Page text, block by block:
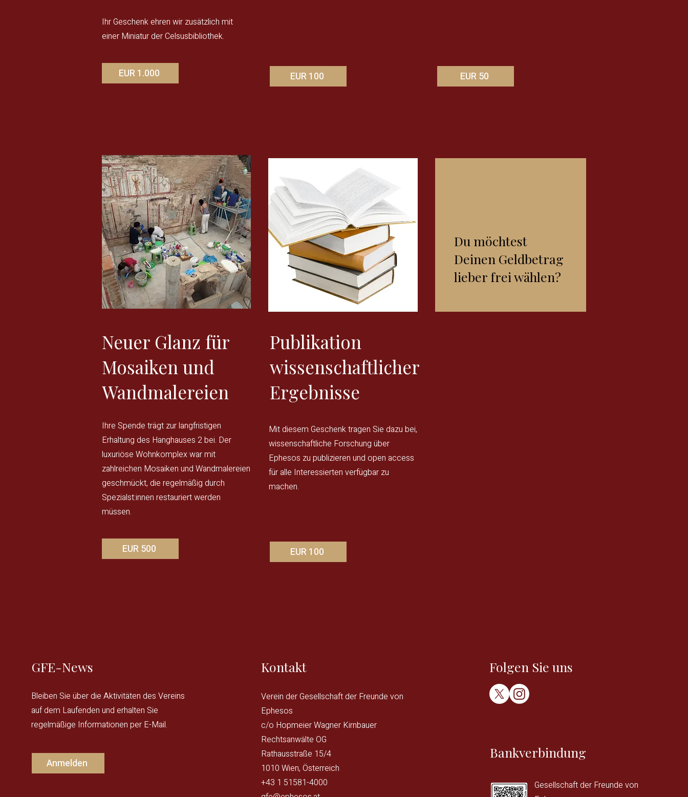
Ihr Geschenk ehren wir zusätzlich mit
einer Miniatur der Celsusbibliothek.
EUR 1.000 EUR 100 EUR 50
Neuer Glanz für
Mosaiken und
Wandmalereien
Ihre Spende trägt zur langfristigen
Erhaltung des Hanghauses 2 bei. Der
luxuriöse Wohnkomplex war mit
zahlreichen Mosaiken und Wandmalereien
geschmückt, die regelmäßig durch
Spezialst:innen restauriert werden
müssen.
EUR 500
Publikation
wissenschaftlicher
Ergebnisse
Mit diesem Geschenk tragen Sie dazu bei,
wissenschaftliche Forschung über
Ephesos zu publizieren und open access
für alle Interessierten verfügbar zu
machen.
EUR 100
Du möchtest
Deinen Geldbetrag
lieber frei wählen?
GFE-News
Bleiben Sie über die Aktivitäten des Vereins
auf dem Laufenden und erhalten Sie
regelmäßige Informationen per E-Mail.
Anmelden
Kontakt
Verein der Gesellschaft der Freunde von
Ephesos
c/o Hopmeier Wagner Kirnbauer
Rechtsanwälte OG
Rathausstraße 15/4
1010 Wien, Österreich
+43 1 51581-4000
Folgen Sie uns
Bankverbindung
Gesellschaft der Freunde von